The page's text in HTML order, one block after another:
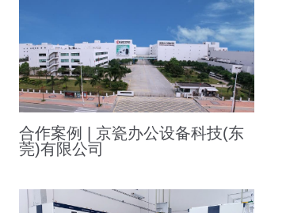
合作案例 | 京瓷办公设备科技(东
莞)有限公司